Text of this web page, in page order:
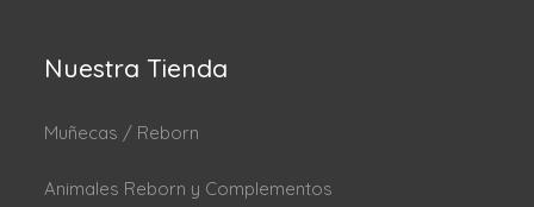
Nuestra Tienda
Muñecas / Reborn
Animales Reborn y Complementos